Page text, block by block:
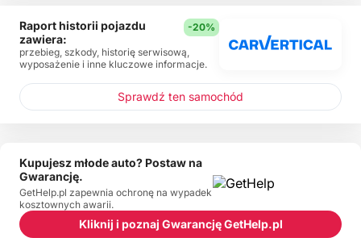
Raport historii pojazdu
zawiera:
-20%
przebieg, szkody, historię serwisową,
wyposażenie i inne kluczowe informacje.
Sprawdź ten samochód
Kupujesz młode auto? Postaw na
Gwarancję.
GetHelp.pl zapewnia ochronę na wypadek
kosztownych awarii.
Kliknij i poznaj Gwarancję GetHelp.pl